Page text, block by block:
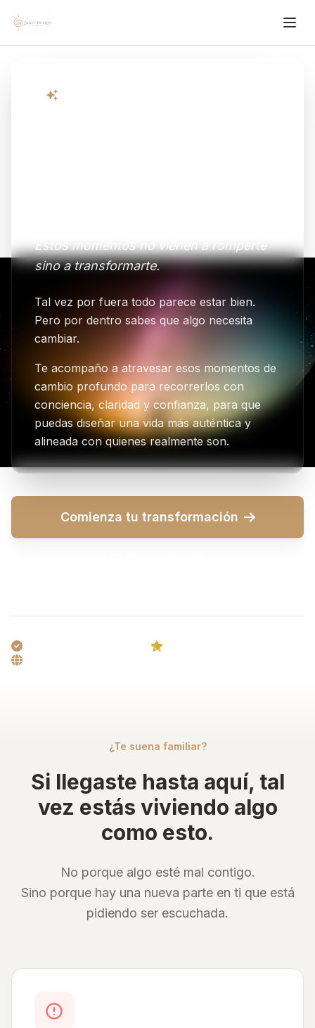
Estos momentos no vienen a romperte
sino a transformarte.
Tal vez por fuera todo parece estar bien.
Pero por dentro sabes que algo necesita
cambiar.
Te acompaño a atravesar esos momentos de
cambio profundo para recorrerlos con
conciencia, claridad y confianza, para que
puedas diseñar una vida más auténtica y
alineada con quienes realmente son.
Comienza tu transformación
DESCUBRE MÁS
¿Te suena familiar?
Si llegaste hasta aquí, tal
vez estás viviendo algo
como esto.
No porque algo esté mal contigo.
Sino porque hay una nueva parte en ti que está
pidiendo ser escuchada.